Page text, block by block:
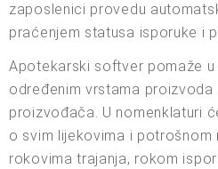
zaposlenici provedu
praćenjem statusa isporuke i
Apotekarski softver pomaže
određenim vrstama proizvoda
proizvođača. U nomenklaturi
o svim lijekovima i potrošnom
rokovima trajanja, rokom